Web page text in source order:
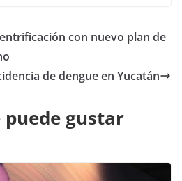
con nuevo plan de
de dengue en Yucatán
gustar